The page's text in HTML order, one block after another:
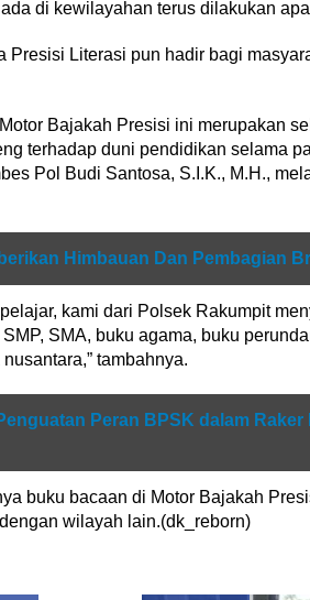
di kewilayahan terus dilakukan
Presisi Literasi pun hadir bagi
Bajakah Presisi ini merupakan
terhadap duni pendidikan selama
Pol Budi Santosa, S.I.K., M.H.,
Himbauan Dan Pembagian
kami dari Polsek Rakumpit
SMA, buku agama, buku
tambahnya.
Peran BPSK dalam
buku bacaan di Motor Bajakah
wilayah lain.(dk_reborn)